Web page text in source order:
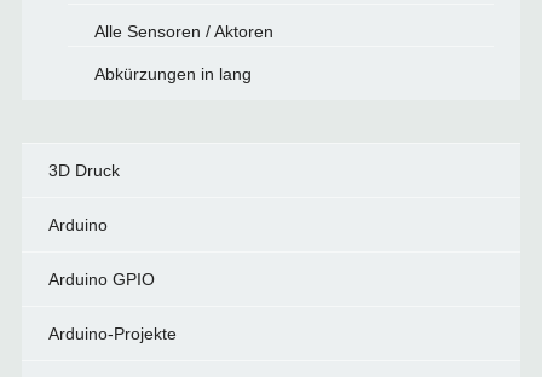
Alle Sensoren / Aktoren
Abkürzungen in lang
3D Druck
Arduino
Arduino GPIO
Arduino-Projekte